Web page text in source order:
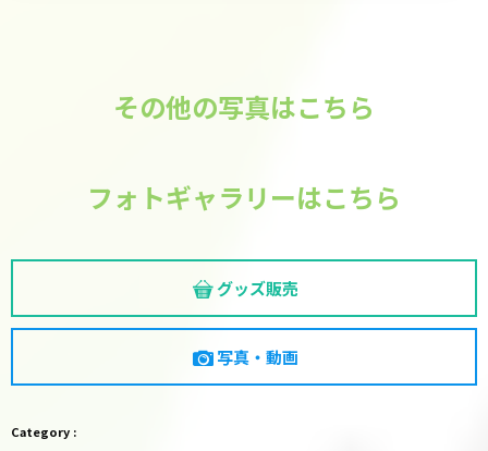
その他の写真はこちら
フォトギャラリーはこちら
グッズ販売
写真・動画